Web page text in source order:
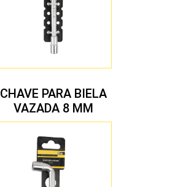
CHAVE PARA BIELA
VAZADA 8 MM